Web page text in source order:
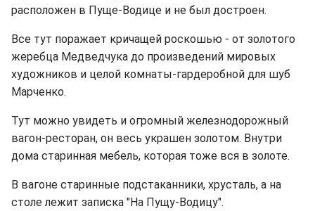
расположен в Пуще-Водице и не был достроен.
Все тут поражает кричащей роскошью - от золотого
жеребца Медведчука до произведений мировых
художников и целой комнаты-гардеробной для шуб
Марченко.
Тут можно увидеть и огромный железнодорожный
вагон-ресторан, он весь украшен золотом. Внутри
дома старинная мебель, которая тоже вся в золоте.
В вагоне старинные подстаканники, хрусталь, а на
столе лежит записка "На Пущу-Водицу".